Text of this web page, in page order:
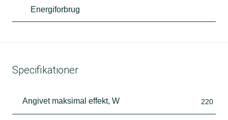
Energiforbrug
Specifikationer
Angivet maksimal effekt, W 220